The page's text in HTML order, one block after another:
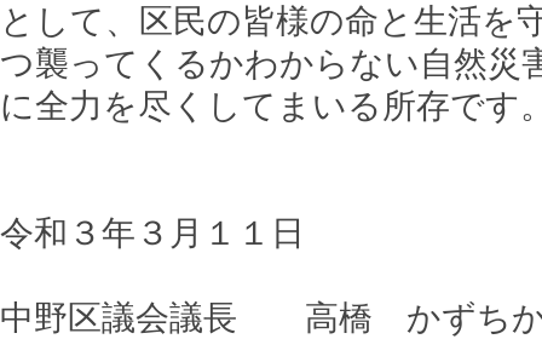
として、区民の皆様の命と生活を
つ襲ってくるかわからない自然災
に全力を尽くしてまいる所存です
令和３年３月１１日
中野区議会議長 高橋 かずち